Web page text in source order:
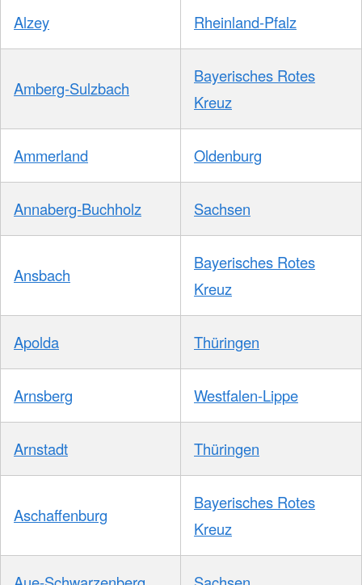
Alzey Rheinland-Pfalz
Amberg-Sulzbach
Bayerisches Rotes
Kreuz
Ammerland Oldenburg
Annaberg-Buchholz Sachsen
Ansbach
Bayerisches Rotes
Kreuz
Apolda Thüringen
Arnsberg Westfalen-Lippe
Arnstadt Thüringen
Aschaffenburg
Bayerisches Rotes
Kreuz